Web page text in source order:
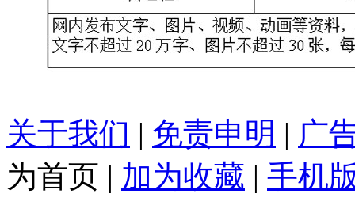
关于我们 | 免责申明 | 广
为首页 | 加为收藏 | 手机